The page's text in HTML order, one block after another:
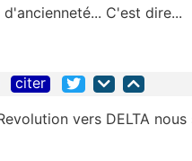
C'est dire...
citer
vers DELTA nous